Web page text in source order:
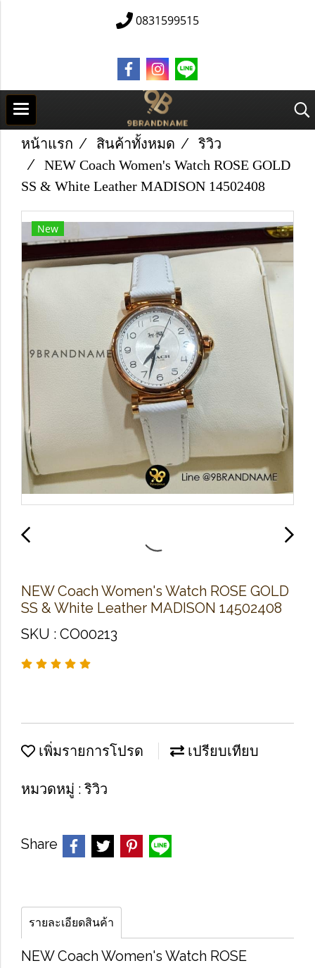
0831599515
หน้าแรก สินค้าทั้งหมด
ริวิว
NEW Coach Women's Watch ROSE GOLD
SS & White Leather MADISON 14502408
New
NEW Coach Women's Watch ROSE GOLD
SS & White Leather MADISON 14502408
SKU : CO00213
เพิ่มรายการโปรด เปรียบเทียบ
หมวดหมู่ : ริวิว
Share
รายละเอียดสินค้า
NEW Coach Women's Watch ROSE